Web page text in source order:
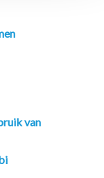
van